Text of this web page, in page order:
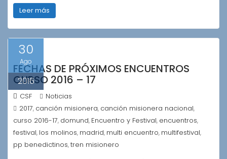
Leer más
30
Ago
2016
FECHAS DE PRÓXIMOS ENCUENTROS
CURSO 2016 – 17
CSF
Noticias
2017, canción misionera, canción misionera nacional,
curso 2016-17, domund, Encuentro y Festival, encuentros,
festival, los molinos, madrid, multi encuentro, multifestival,
pp benedictinos,tren misionero